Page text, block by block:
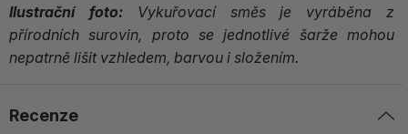
Ilustrační foto:Vykuřovací směs je vyráběna z
přírodních surovin, proto se jednotlivé šarže mohou
nepatrně lišit vzhledem, barvou i složením.
Recenze